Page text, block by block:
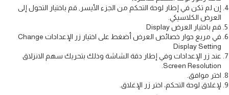
إن لم تكن في إطار لوحة التحكم من الجزء الأيسر, قم باختيار التحول إلى
العرض الكلاسيكي.
قم باختيار العرض Display
في مربع حوار خصائص العرض أضغط على اختيار زر الإعدادات Change
Display Setting
عند زر الإعدادات وفي إطار دقة الشاشة وذلك بتحريك سهم الانزلاق
Screen Resolution.
اختر موافق.
لإغلاق لوحة التحكم، اختر زر الإغلاق.